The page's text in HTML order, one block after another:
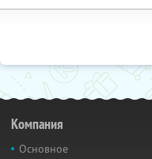
Компания
Основное